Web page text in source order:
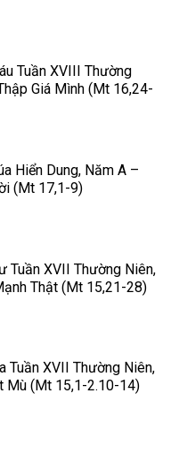
Tuần XVIII Thường
Giá Mình (Mt 16,24-
Hiển Dung, Năm A –
(Mt 17,1-9)
Tuần XVII Thường Niên,
Thật (Mt 15,21-28)
Tuần XVII Thường Niên,
Mù (Mt 15,1-2.10-14)